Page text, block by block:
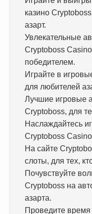
казино
азарт.
Увлекательные
Cryptoboss
победителем.
Играйте в
для любителей
Лучшие игровые
Cryptoboss, для
Наслаждайтесь
Cryptoboss
На сайте
слоты, для тех,
Почувствуйте
Cryptoboss на
азарта.
Проведите время